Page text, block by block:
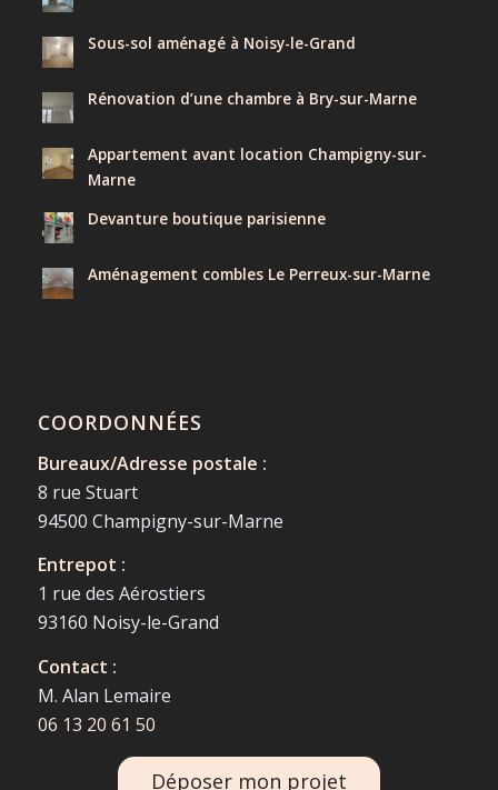
Sous-sol aménagé à Noisy-le-Grand
Rénovation d’une chambre à Bry-sur-Marne
Appartement avant location Champigny-sur-
Marne
Devanture boutique parisienne
Aménagement combles Le Perreux-sur-Marne
COORDONNÉES
Bureaux/Adresse postale :
8 rue Stuart
94500 Champigny-sur-Marne
Entrepot :
1 rue des Aérostiers
93160 Noisy-le-Grand
Contact :
M. Alan Lemaire
06 13 20 61 50
Déposer mon projet